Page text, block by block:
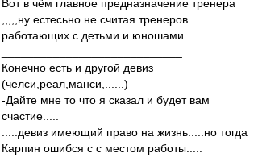
Вот в чём главное предназначение тренера
,,,,,ну естесьно не считая тренеров
работающих с детьми и юношами....
Конечно есть и другой девиз
(челси,реал,манси,......)
-Дайте мне то что я сказал и будет вам
счастие.....
.....девиз имеющий право на жизнь.....но тогда
Карпин ошибся с с местом работы.....